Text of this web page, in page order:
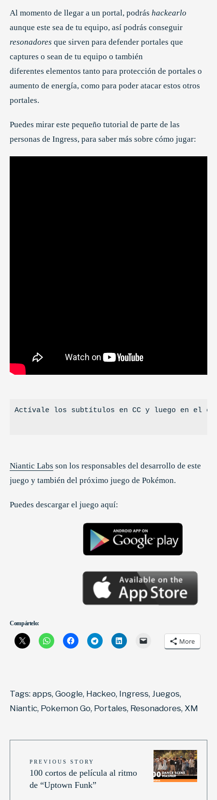
Al momento de llegar a un portal, podrás hackearlo
aunque este sea de tu equipo, así podrás conseguir
resonadores que sirven para defender portales que
captures o sean de tu equipo o también
diferentes elementos tanto para protección de portales o
aumento de energía, como para poder atacar estos otros
portales.
Puedes mirar este pequeño tutorial de parte de las
personas de Ingress, para saber más sobre cómo jugar:
Actívale los subtítulos en CC y luego en el
Niantic Labs son los responsables del desarrollo de este
juego y también del próximo juego de Pokémon.
Puedes descargar el juego aquí:
Compártelo:
More
Tags: apps, Google, Hackeo, Ingress, Juegos,
Niantic, Pokemon Go, Portales, Resonadores, XM
PREVIOUS STORY
100 cortos de película al ritmo
de “Uptown Funk”